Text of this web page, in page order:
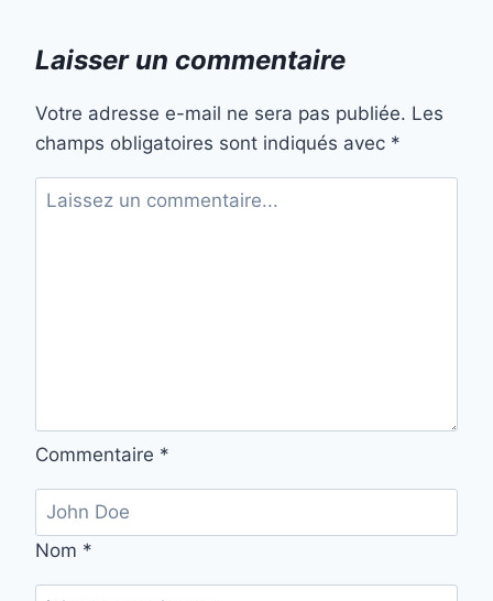
Laisser un commentaire
Votre adresse e-mail ne sera pas publiée. Les
champs obligatoires sont indiqués avec *
Commentaire *
Nom *